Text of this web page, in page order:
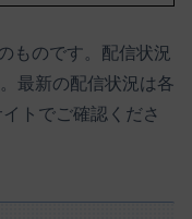
ものです。配信状況
最新の配信状況は各
トでご確認くださ